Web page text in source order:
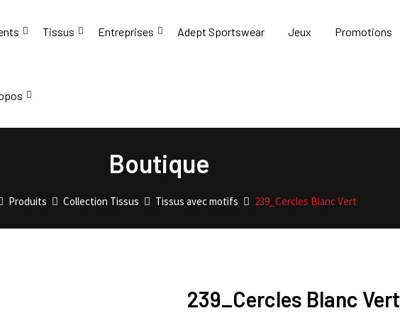
Tissus Entreprises Adept Sportswear Jeux Promotions
Boutique
Produits Collection Tissus Tissus avec motifs 239_Cercles Blanc Vert
239_Cercles Blanc Vert